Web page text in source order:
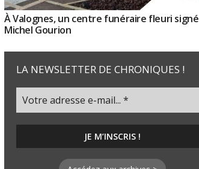
À Valognes, un centre funéraire fleuri signé
Michel Gourion
LA NEWSLETTER DE CHRONIQUES !